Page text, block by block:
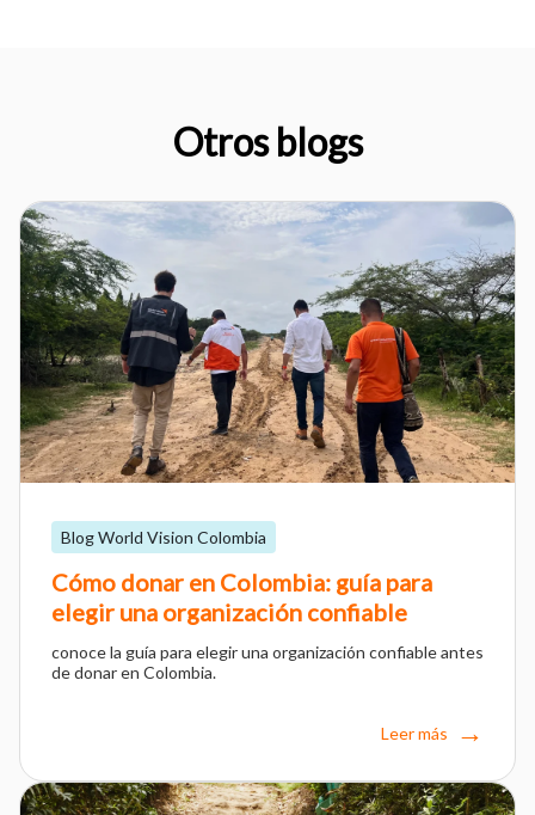
Otros blogs
Blog World Vision Colombia
Cómo donar en Colombia: guía para
elegir una organización confiable
conoce la guía para elegir una organización confiable antes
de donar en Colombia.
Leer más